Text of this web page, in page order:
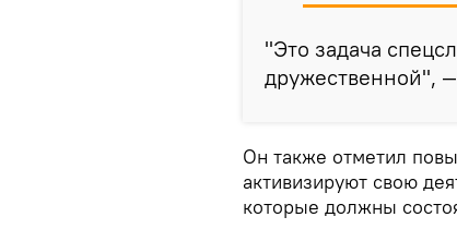
"Это задача
дружественной",
Он также отметил
активизируют свою
которые должны